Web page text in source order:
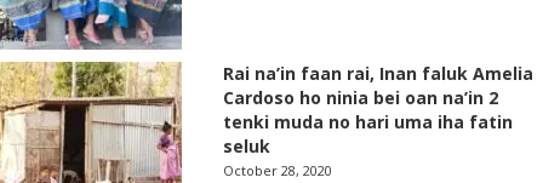
Rai na’in faan rai, Inan faluk Amelia
Cardoso ho ninia bei oan na’in 2
tenki muda no hari uma iha fatin
seluk
October 28, 2020